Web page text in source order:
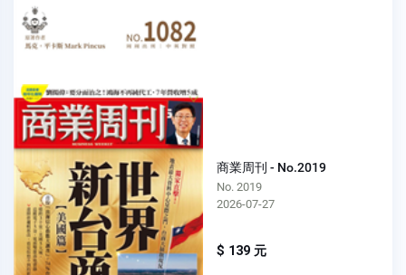
商業周刊 - No.2019
No. 2019
2026-07-27
$ 139 元